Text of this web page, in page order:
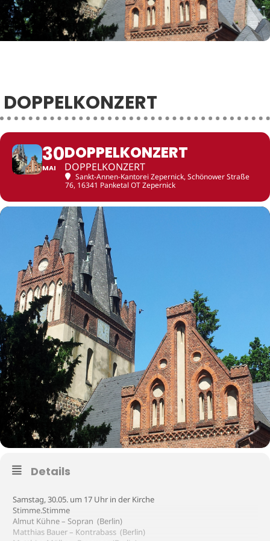
DOPPELKONZERT
30
MAI
DOPPELKONZERT
DOPPELKONZERT
Sankt-Annen-Kantorei Zepernick, Schönower Straße
76, 16341 Panketal OT Zepernick
Details
Samstag, 30.05. um 17 Uhr in der Kirche
Stimme.Stimme
Almut Kühne – Sopran (Berlin)
Matthias Bauer – Kontrabass (Berlin)